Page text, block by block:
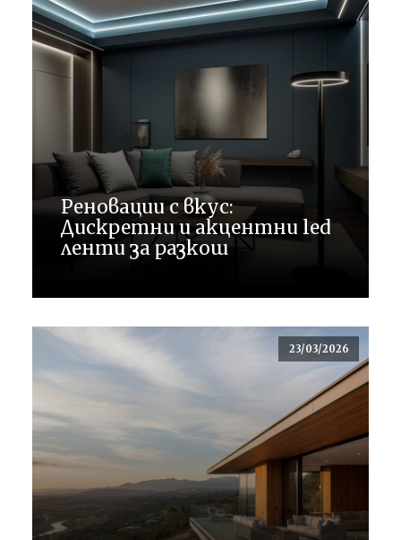
Реновации с вкус:
Дискретни и акцентни led
ленти за разкош
23/03/2026